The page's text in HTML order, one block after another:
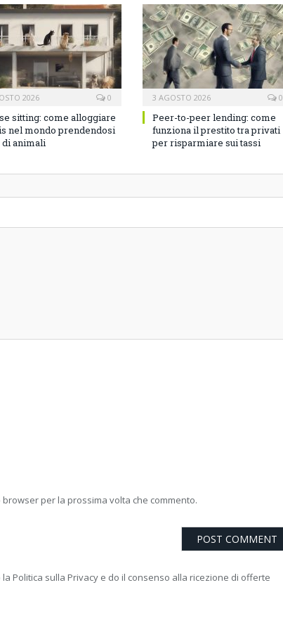
2026 0
sitting: come alloggiare
nel mondo prendendosi
di animali
3 AGOSTO 2026 0
Peer-to-peer lending: come
funziona il prestito tra privati
per risparmiare sui tassi
per la prossima volta che commento.
Politica sulla Privacy e do il consenso alla ricezione di offerte